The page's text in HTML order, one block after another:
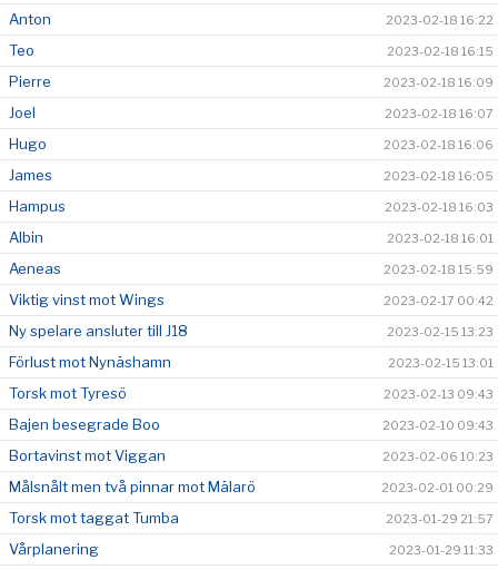
Anton 2023-02-18 16:22
Teo 2023-02-18 16:15
Pierre 2023-02-18 16:09
Joel 2023-02-18 16:07
Hugo 2023-02-18 16:06
James 2023-02-18 16:05
Hampus 2023-02-18 16:03
Albin 2023-02-18 16:01
Aeneas 2023-02-18 15:59
Viktig vinst mot Wings 2023-02-17 00:42
Ny spelare ansluter till J18 2023-02-15 13:23
Förlust mot Nynäshamn 2023-02-15 13:01
Torsk mot Tyresö 2023-02-13 09:43
Bajen besegrade Boo 2023-02-10 09:43
Bortavinst mot Viggan 2023-02-06 10:23
Målsnålt men två pinnar mot Mälarö 2023-02-01 00:29
Torsk mot taggat Tumba 2023-01-29 21:57
Vårplanering 2023-01-29 11:33